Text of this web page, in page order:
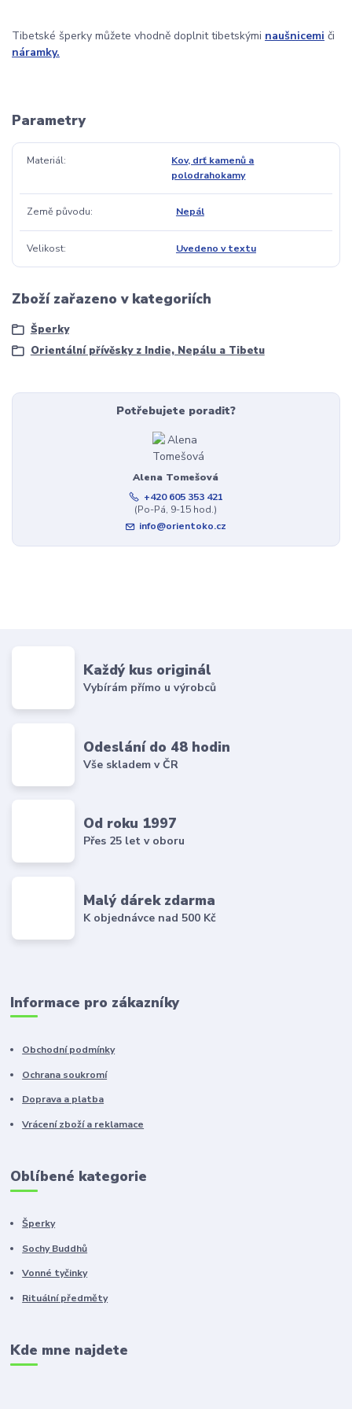
Tibetské šperky můžete vhodně doplnit tibetskými naušnicemi či
náramky.
Parametry
Materiál
Kov, drť kamenů a
polodrahokamy
Země původu Nepál
Velikost Uvedeno v textu
Zboží zařazeno v kategoriích
Šperky
Orientální přívěsky z Indie, Nepálu a Tibetu
Potřebujete poradit?
Alena Tomešová
+420 605 353 421
(Po-Pá, 9-15 hod.)
info@orientoko.cz
Každý kus originál
Vybírám přímo u výrobců
Odeslání do 48 hodin
Vše skladem v ČR
Od roku 1997
Přes 25 let v oboru
Malý dárek zdarma
K objednávce nad 500 Kč
Informace pro zákazníky
Obchodní podmínky
Ochrana soukromí
Doprava a platba
Vrácení zboží a reklamace
Oblíbené kategorie
Šperky
Sochy Buddhů
Vonné tyčinky
Rituální předměty
Kde mne najdete